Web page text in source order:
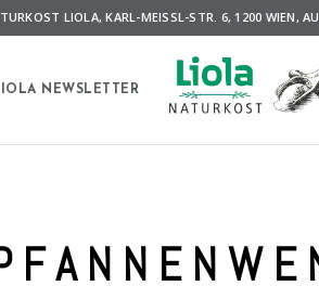
LIOLA, KARL-MEISSL-STR. 6, 1200 WIEN,
NEWSLETTER